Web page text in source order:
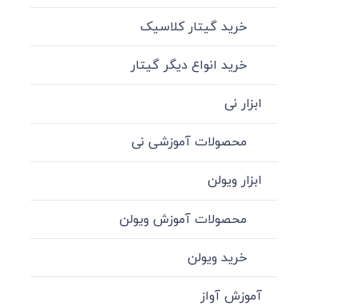
خرید گیتار کلاسیک
خرید انواع دیگر گیتار
ابزار نی
محصولات آموزشی نی
ابزار ویولن
محصولات آموزش ویولن
خرید ویولن
آموزش آواز